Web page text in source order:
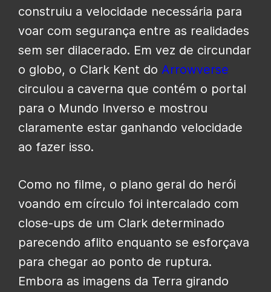
construiu a velocidade necessária para
voar com segurança entre as realidades
sem ser dilacerado. Em vez de circundar
o globo, o Clark Kent do Arrowverse
circulou a caverna que contém o portal
para o Mundo Inverso e mostrou
claramente estar ganhando velocidade
ao fazer isso.
Como no filme, o plano geral do herói
voando em círculo foi intercalado com
close-ups de um Clark determinado
parecendo aflito enquanto se esforçava
para chegar ao ponto de ruptura.
Embora as imagens da Terra girando